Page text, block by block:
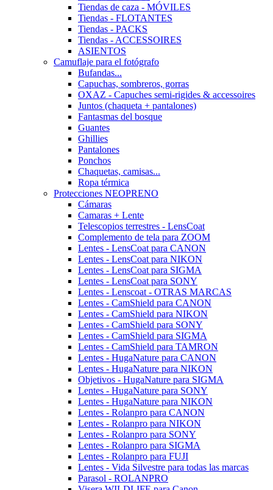
Tiendas de caza - MÓVILES
Tiendas - FLOTANTES
Tiendas - PACKS
Tiendas - ACCESSOIRES
ASIENTOS
Camuflaje para el fotógrafo
Bufandas...
Capuchas, sombreros, gorras
OXAZ - Capuches semi-rigides & accessoires
Juntos (chaqueta + pantalones)
Fantasmas del bosque
Guantes
Ghillies
Pantalones
Ponchos
Chaquetas, camisas...
Ropa térmica
Protecciones NEOPRENO
Cámaras
Camaras + Lente
Telescopios terrestres - LensCoat
Complemento de tela para ZOOM
Lentes - LensCoat para CANON
Lentes - LensCoat para NIKON
Lentes - LensCoat para SIGMA
Lentes - LensCoat para SONY
Lentes - Lenscoat - OTRAS MARCAS
Lentes - CamShield para CANON
Lentes - CamShield para NIKON
Lentes - CamShield para SONY
Lentes - CamShield para SIGMA
Lentes - CamShield para TAMRON
Lentes - HugaNature para CANON
Lentes - HugaNature para NIKON
Objetivos - HugaNature para SIGMA
Lentes - HugaNature para SONY
Lentes - HugaNature para NIKON
Lentes - Rolanpro para CANON
Lentes - Rolanpro para NIKON
Lentes - Rolanpro para SONY
Lentes - Rolanpro para SIGMA
Lentes - Rolanpro para FUJI
Lentes - Vida Silvestre para todas las marcas
Parasol - ROLANPRO